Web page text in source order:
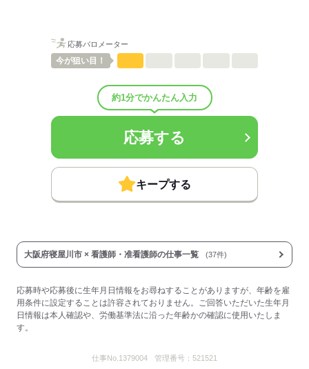
・試用期間：3ヶ月～4ヶ月
・社会保険は労働条件により加入
慶弔見舞・出生祝・傷病見舞・弔慰・災害見舞
入学祝・宿泊費用補助・ヘルスチェック補助
・特別手当
・副業・Wワーク可（社内規定有）
・キャリアパス制度
・母（父）子育児手当
・公的資格取得、自己啓発支援制度
・産前産後休業、育児休業、介護休業
・土日祝日手当：100円/時間
■受動喫煙防止措置：
屋内禁煙
応募する
応募バロメーター
今が狙い目！
約1分でかんたん入力
応募する
キープする
大阪府寝屋川市 × 看護師・准看護師の仕事一覧 (37件)
応募時や応募後に生年月日情報をお尋ねすることがありますが、年齢を雇
用条件に設定することは許容されておりません。ご回答いただいた生年月
日情報は本人確認や、労働基準法に沿った年齢かの確認に使用いたしま
す。
仕事No. 1379004 管理番号： 521521